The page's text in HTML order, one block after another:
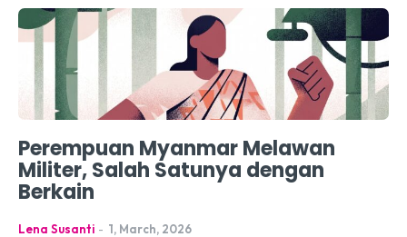
Perempuan Myanmar Melawan
Militer, Salah Satunya dengan
Berkain
Lena Susanti - 1, March, 2026